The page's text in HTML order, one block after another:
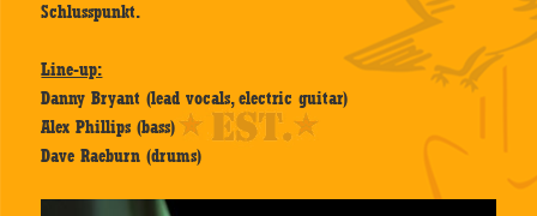
Schlusspunkt.
Line-up:
Danny Bryant (lead vocals, electric guitar)
Alex Phillips (bass)
Dave Raeburn (drums)